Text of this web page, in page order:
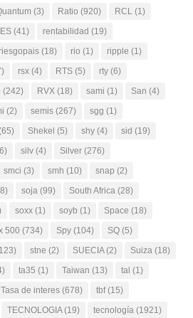
(3) Ratio (920) RCL (1)
(41) rentabilidad (19)
riesgopais (18) rio (1) ripple (1)
rsx (4) RTS (5) rty (6)
(242) RVX (18) sami (1) San (4)
(2) semis (267) sgg (1)
Shekel (5) shy (4) sid (19)
silv (4) Silver (276)
smci (3) smh (10) snap (2)
soja (99) South Africa (28)
soxx (1) soyb (1) Space (18)
500 (734) Spy (104) SQ (5)
stne (2) SUECIA(2) Suiza (18)
ta35 (1) Taiwan (13) tal (1)
Tasa de interes (678) tbf(15)
TECNOLOGIA(19) tecnología (1921)